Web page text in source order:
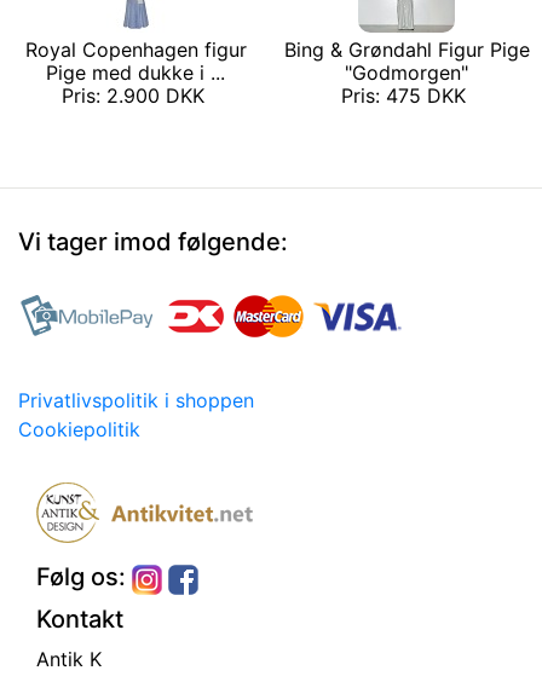
Royal Copenhagen figur
Pige med dukke i ...
Pris: 2.900 DKK
Bing & Grøndahl Figur Pige
"Godmorgen"
Pris: 475 DKK
Vi tager imod følgende:
Privatlivspolitik i shoppen
Cookiepolitik
Følg os:
Kontakt
Antik K